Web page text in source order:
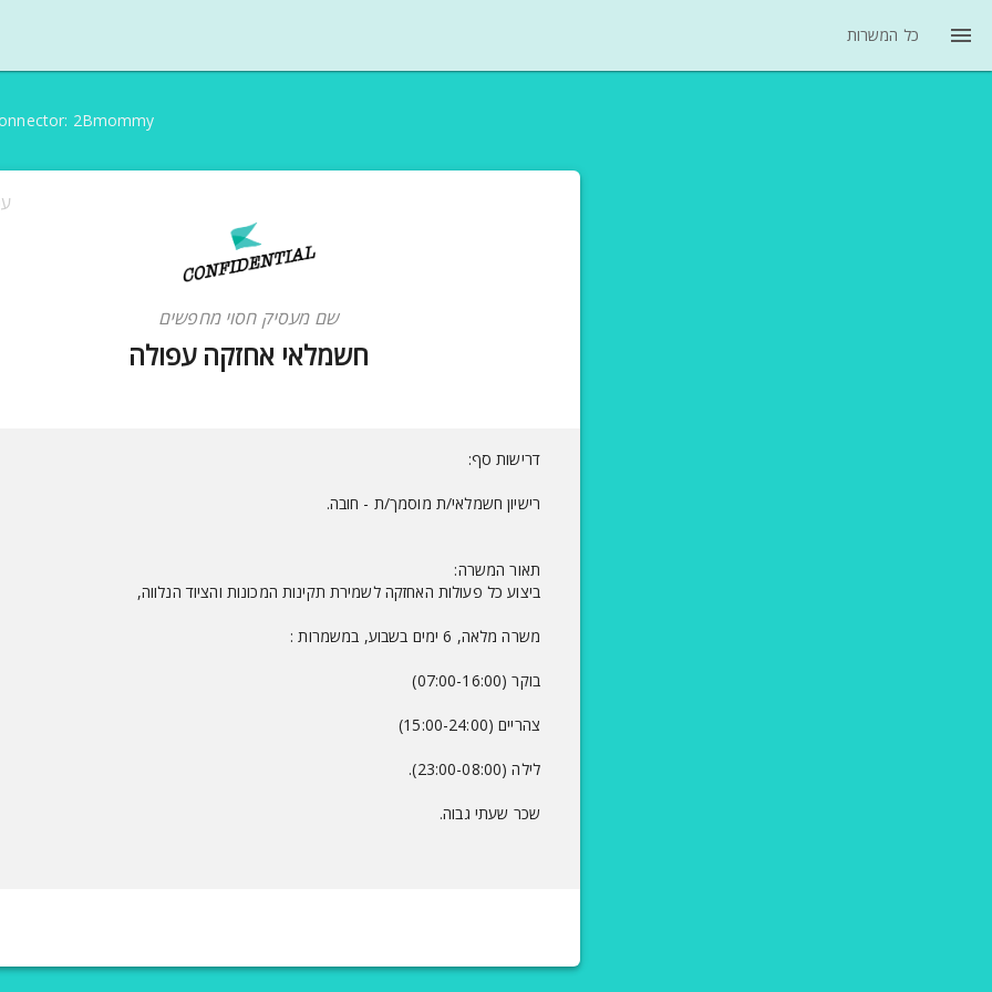
כל המשרות menu
2Bmommy
שם מעסיק חסוי מחפשים
חשמלאי אחזקה עפולה
דרישות סף:
רישיון חשמלאי/ת מוסמך/ת - חובה.
תאור המשרה:
ביצוע כל פעולות האחזקה לשמירת תקינות המכונות והציוד הנלווה,
משרה מלאה, 6 ימים בשבוע, במשמרות :
בוקר (07:00-16:00)
צהריים (15:00-24:00)
לילה (23:00-08:00).
שכר שעתי גבוה.